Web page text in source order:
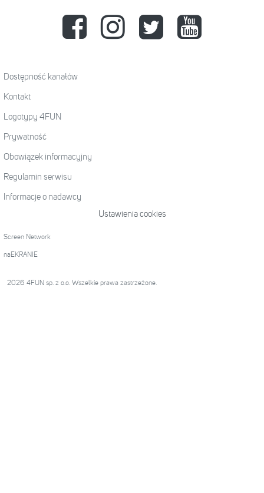
Dostępność kanałów
Kontakt
Logotypy 4FUN
Prywatność
Obowiązek informacyjny
Regulamin serwisu
Informacje o nadawcy
Ustawienia cookies
Screen Network
naEKRANIE
2026 4FUN sp. z o.o. Wszelkie prawa zastrzeżone.